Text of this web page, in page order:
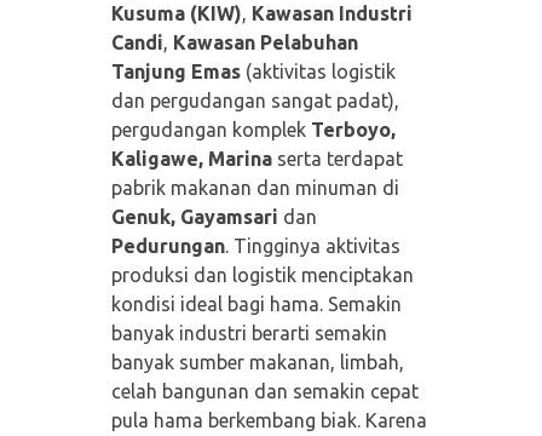
Kusuma (KIW), Kawasan Industri
Candi, Kawasan Pelabuhan
Tanjung Emas(aktivitas logistik
dan pergudangan sangat padat),
pergudangan komplek Terboyo,
Kaligawe, Marinaserta terdapat
pabrik makanan dan minuman di
Genuk, Gayamsari dan
Pedurungan. Tingginya aktivitas
produksi dan logistik menciptakan
kondisi ideal bagi hama. Semakin
banyak industri berarti semakin
banyak sumber makanan, limbah,
celah bangunan dan semakin cepat
pula hama berkembang biak. Karena